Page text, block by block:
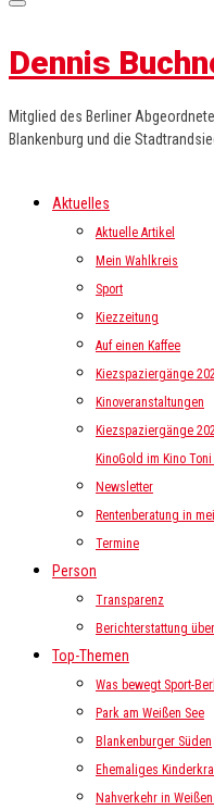
Dennis
Mitglied des Berliner
Blankenburg und die
Aktuelles
Aktuelle Artikel
Mein Wahlkreis
Sport
Kiezzeitung
Auf einen Kaffee
Kiezspaziergänge
Kinoveranstaltungen
Kiezspaziergänge
KinoGold im Kino
Newsletter
Rentenberatung in
Termine
Person
Transparenz
Berichterstattung
Top-Themen
Was bewegt Sport-
Park am Weißen See
Blankenburger Süden
Ehemaliges
Nahverkehr in